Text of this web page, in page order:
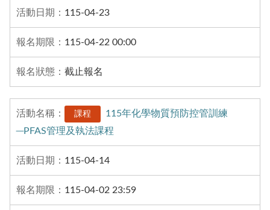
115-04-23
115-04-22 00:00
截止報名
課程
115年化學物質預防控管訓練
─PFAS管理及執法課程
115-04-14
115-04-02 23:59